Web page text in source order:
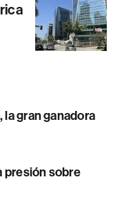
gran ganadora
presión sobre